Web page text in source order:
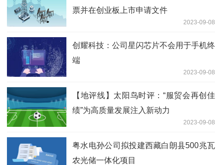
票并在创业板上市申请文件
2023-09-08
创耀科技：公司星闪芯片不会用于手机终
端
2023-09-08
【地评线】太阳鸟时评：“服贸会再创佳
绩”为高质量发展注入新动力
2023-09-08
粤水电孙公司拟投建西藏白朗县500兆瓦
农光储一体化项目